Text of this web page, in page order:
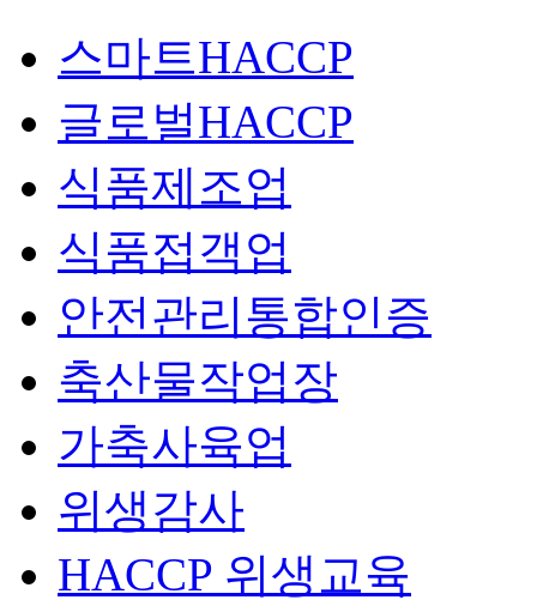
스마트HACCP
글로벌HACCP
식품제조업
식품접객업
안전관리통합인증
축산물작업장
가축사육업
위생감사
HACCP 위생교육